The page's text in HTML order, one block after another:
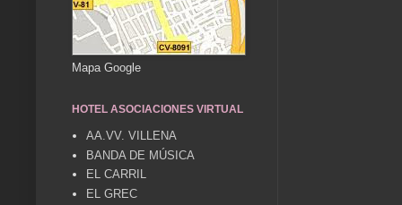
Mapa Google
HOTEL ASOCIACIONES VIRTUAL
AA.VV. VILLENA
BANDA DE MÚSICA
EL CARRIL
EL GREC